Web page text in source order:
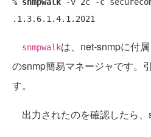
% snmpwalk -v 2c -c
snmpwalkは、net-snmpに付
のsnmp簡易マネージャです。
す。
出力されたのを確認したら、